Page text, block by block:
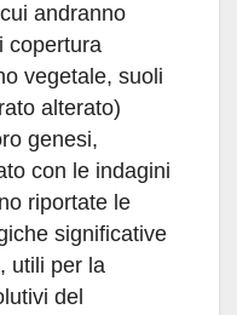
andranno
copertura
vegetale, suoli
alterato)
genesi,
con le indagini
riportate le
significative
utili per la
del